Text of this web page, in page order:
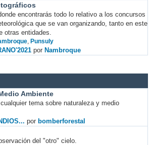
encontrarás todo lo relativo a los concursos
que se van organizando, tanto en este
otras entidades.
, Punsuly
por Nambroque
Ambiente
tema sobre naturaleza y medio
por bomberforestal
del "otro" cielo.